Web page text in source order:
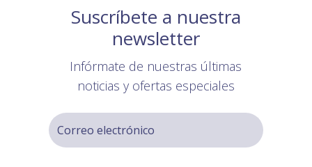
Suscríbete a nuestra
newsletter
Infórmate de nuestras últimas
noticias y ofertas especiales